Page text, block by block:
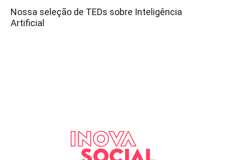
Nossa seleção de TEDs sobre Inteligência
Artificial